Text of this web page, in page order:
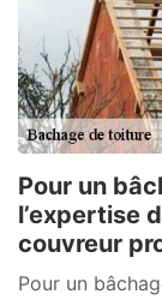
Pour un
l’expertise
couvreur
Pour un